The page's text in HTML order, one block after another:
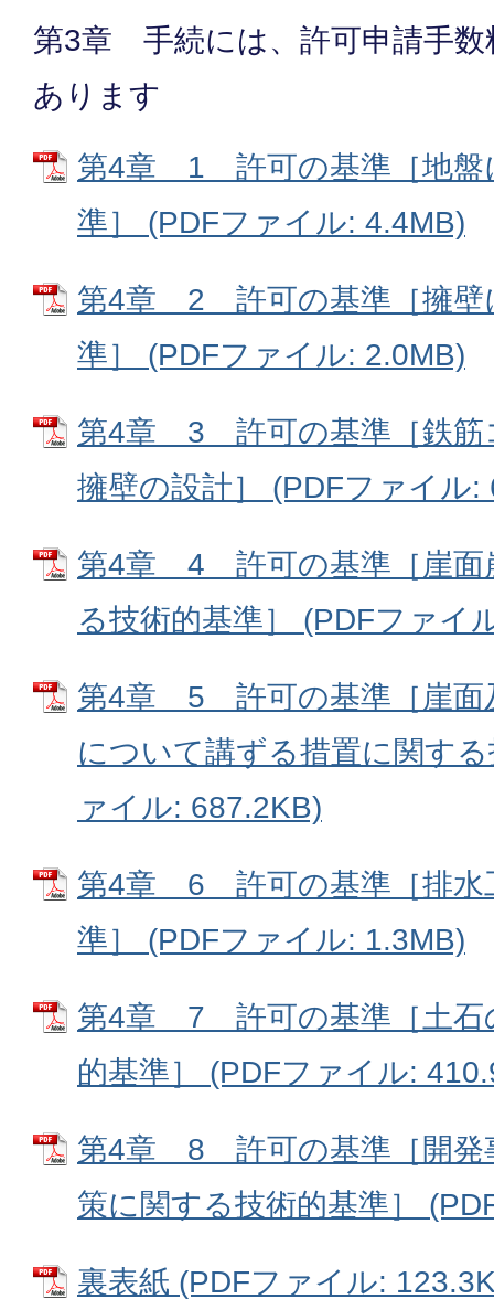
第3章 手続には、許可申請手数
あります
第4章 1 許可の基準［地盤
準］ (PDFファイル: 4.4MB)
第4章 2 許可の基準［擁壁
準］ (PDFファイル: 2.0MB)
第4章 3 許可の基準［鉄筋
擁壁の設計］ (PDFファイル:
第4章 4 許可の基準［崖面
る技術的基準］ (PDFファイ
第4章 5 許可の基準［崖面
について講ずる措置に関す
ァイル: 687.2KB)
第4章 6 許可の基準［排水
準］ (PDFファイル: 1.3MB)
第4章 7 許可の基準［土石
的基準］ (PDFファイル:
第4章 8 許可の基準［開発
策に関する技術的基準］
裏表紙 (PDFファイル: